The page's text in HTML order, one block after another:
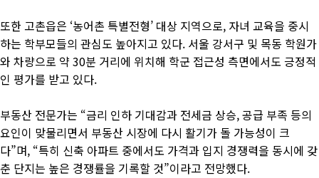
또한 고촌읍은 ‘농어촌 특별전형’ 대상 지역으로, 자녀 교육을 중시
하는 학부모들의 관심도 높아지고 있다. 서울 강서구 및 목동 학원가
와 차량으로 약 30분 거리에 위치해 학군 접근성 측면에서도 긍정적
인 평가를 받고 있다.
부동산 전문가는 “금리 인하 기대감과 전세금 상승, 공급 부족 등의
요인이 맞물리면서 부동산 시장에 다시 활기가 돌 가능성이 크
다”며, “특히 신축 아파트 중에서도 가격과 입지 경쟁력을 동시에 갖
춘 단지는 높은 경쟁률을 기록할 것”이라고 전망했다.